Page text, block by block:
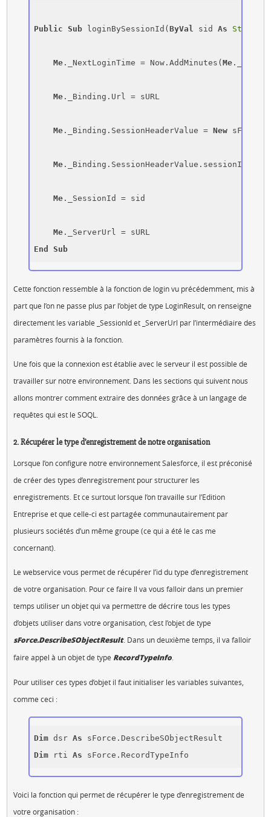
Public Sub loginBySessionId( ByVal sid As String
Me._NextLoginTime = Now.AddMinutes( Me
Me._Binding.Url = sURL
Me._Binding.SessionHeaderValue = New
Me._Binding.SessionHeaderValue.sessionId =
Me._SessionId = sid
Me
._ServerUrl = sURL
End
Sub
Cette fonction ressemble à la fonction de login vu précédemment, mis à
part que l’on ne passe plus par l’objet de type LoginResult, on renseigne
directement les variable _SessionId et _ServerUrl par l’intermédiaire des
paramètres fournis à la fonction.
Une fois que la connexion est établie avec le serveur il est possible de
travailler sur notre environnement. Dans les sections qui suivent nous
allons montrer comment extraire des données grâce à un langage de
requêtes qui est le SOQL.
2. Récupérer le type d’enregistrement de notre organisation
Lorsque l’on configure notre environnement Salesforce, il est préconisé
de créer des types d’enregistrement pour structurer les
enregistrements. Et ce surtout lorsque l’on travaille sur l’Edition
Entreprise et que celle-ci est partagée communautairement par
plusieurs sociétés d’un même groupe (ce qui a été le cas me
concernant).
Le webservice vous permet de récupérer l’id du type d’enregistrement
de votre organisation. Pour ce faire Il va vous falloir dans un premier
temps utiliser un objet qui va permettre de décrire tous les types
d’objets utiliser dans votre organisation, c’est l’objet de type
sForce.DescribeSObjectResult. Dans un deuxième temps, il va falloir
faire appel à un objet de type RecordTypeInfo
Pour utiliser ces types d’objet il faut initialiser les variables suivantes,
comme ceci :
Dim dsr As
Dim rti As
Voici la fonction qui permet de récupérer le type d’enregistrement de
votre organisation :